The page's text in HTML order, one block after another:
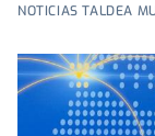
NOTICIAS TALDEA